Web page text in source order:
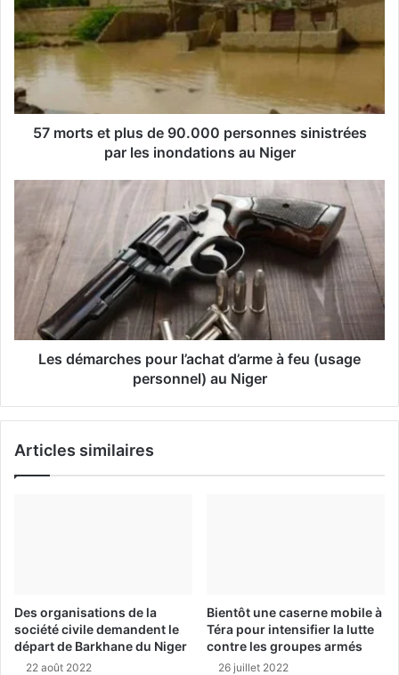
e
a
d
e
s
57 morts et plus de 90.000 personnes sinistrées
par les inondations au Niger
Les démarches pour l’achat d’arme à feu (usage
personnel) au Niger
Articles similaires
Des organisations de la
société civile demandent le
départ de Barkhane du Niger
22 août 2022
Bientôt une caserne mobile à
Téra pour intensifier la lutte
contre les groupes armés
26 juillet 2022